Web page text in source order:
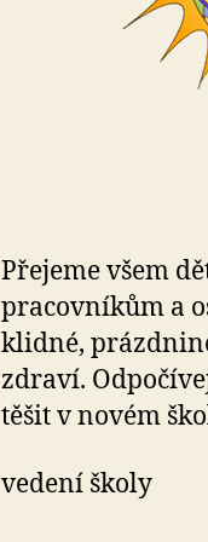
Přejeme všem
pracovníkům a
klidné,
zdraví.
těšit v novém
vedení školy